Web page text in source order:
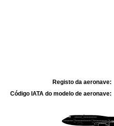
Registo da aeronave:
Código IATA do modelo de aeronave: